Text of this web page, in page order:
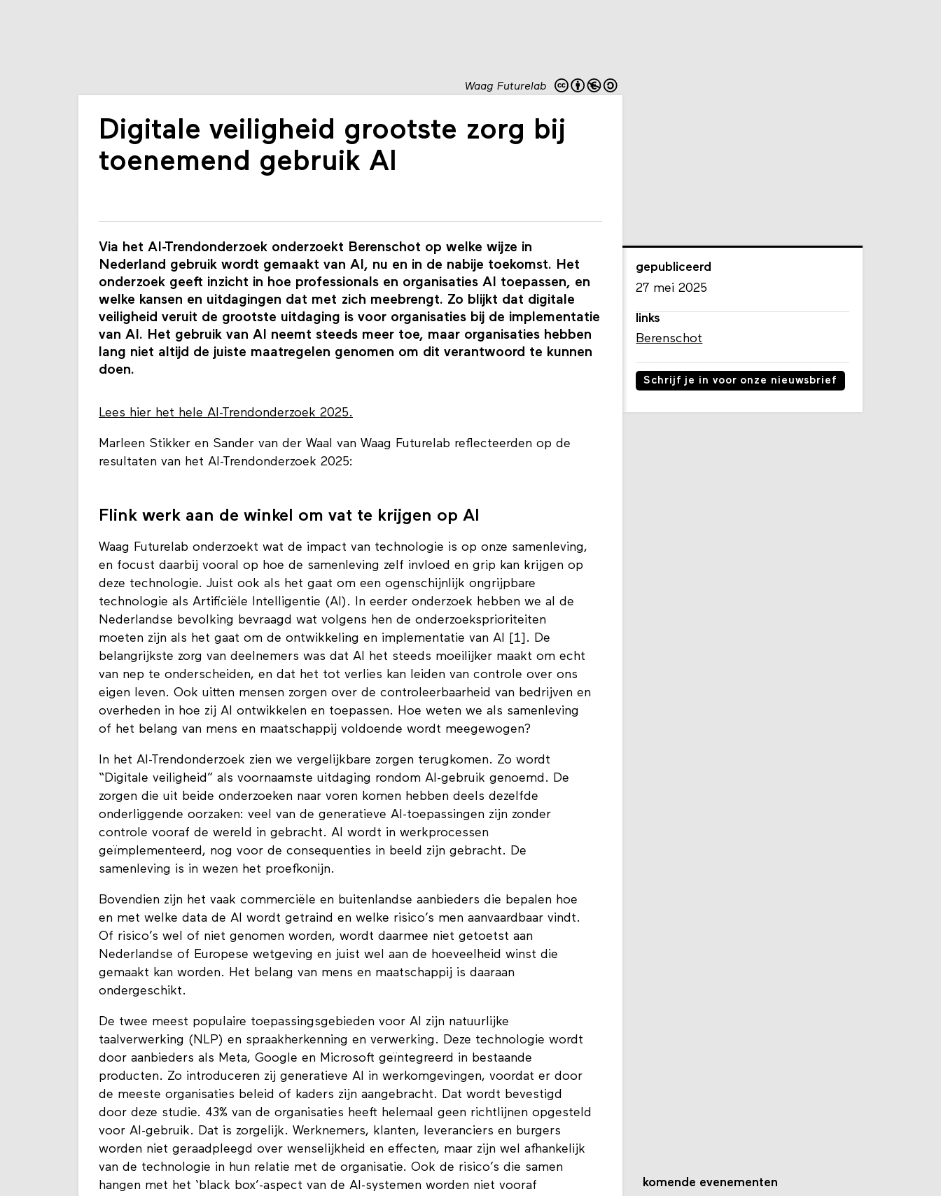
Waag Futurelab
Digitale veiligheid grootste zorg bij
toenemend gebruik AI
Via het AI-Trendonderzoek onderzoekt Berenschot op welke wijze in
Nederland gebruik wordt gemaakt van AI, nu en in de nabije toekomst. Het
onderzoek geeft inzicht in hoe professionals en organisaties AI toepassen, en
welke kansen en uitdagingen dat met zich meebrengt. Zo blijkt dat digitale
veiligheid veruit de grootste uitdaging is voor organisaties bij de implementatie
van AI. Het gebruik van AI neemt steeds meer toe, maar organisaties hebben
lang niet altijd de juiste maatregelen genomen om dit verantwoord te kunnen
doen.
Lees hier het hele AI-Trendonderzoek 2025.
Marleen Stikker en Sander van der Waal van Waag Futurelab reflecteerden op de
resultaten van het AI-Trendonderzoek 2025:
Flink werk aan de winkel om vat te krijgen op AI
Waag Futurelab onderzoekt wat de impact van technologie is op onze samenleving,
en focust daarbij vooral op hoe de samenleving zelf invloed en grip kan krijgen op
deze technologie. Juist ook als het gaat om een ogenschijnlijk ongrijpbare
technologie als Artificiële Intelligentie (AI). In eerder onderzoek hebben we al de
Nederlandse bevolking bevraagd wat volgens hen de onderzoeksprioriteiten
moeten zijn als het gaat om de ontwikkeling en implementatie van AI [1]. De
belangrijkste zorg van deelnemers was dat AI het steeds moeilijker maakt om echt
van nep te onderscheiden, en dat het tot verlies kan leiden van controle over ons
eigen leven. Ook uitten mensen zorgen over de controleerbaarheid van bedrijven en
overheden in hoe zij AI ontwikkelen en toepassen. Hoe weten we als samenleving
of het belang van mens en maatschappij voldoende wordt meegewogen?
In het AI-Trendonderzoek zien we vergelijkbare zorgen terugkomen. Zo wordt
“Digitale veiligheid” als voornaamste uitdaging rondom AI-gebruik genoemd. De
zorgen die uit beide onderzoeken naar voren komen hebben deels dezelfde
onderliggende oorzaken: veel van de generatieve AI-toepassingen zijn zonder
controle vooraf de wereld in gebracht. AI wordt in werkprocessen
geïmplementeerd, nog voor de consequenties in beeld zijn gebracht. De
samenleving is in wezen het proefkonijn.
Bovendien zijn het vaak commerciële en buitenlandse aanbieders die bepalen hoe
en met welke data de AI wordt getraind en welke risico’s men aanvaardbaar vindt.
Of risico’s wel of niet genomen worden, wordt daarmee niet getoetst aan
Nederlandse of Europese wetgeving en juist wel aan de hoeveelheid winst die
gemaakt kan worden. Het belang van mens en maatschappij is daaraan
ondergeschikt.
De twee meest populaire toepassingsgebieden voor AI zijn natuurlijke
taalverwerking (NLP) en spraakherkenning en verwerking. Deze technologie wordt
door aanbieders als Meta, Google en Microsoft geïntegreerd in bestaande
producten. Zo introduceren zij generatieve AI in werkomgevingen, voordat er door
de meeste organisaties beleid of kaders zijn aangebracht. Dat wordt bevestigd
door deze studie. 43% van de organisaties heeft helemaal geen richtlijnen opgesteld
voor AI-gebruik. Dat is zorgelijk. Werknemers, klanten, leveranciers en burgers
worden niet geraadpleegd over wenselijkheid en effecten, maar zijn wel afhankelijk
van de technologie in hun relatie met de organisatie. Ook de risico’s die samen
hangen met het ‘black box’-aspect van de AI-systemen worden niet vooraf
gepubliceerd
27 mei 2025
links
Berenschot
Schrijf je in voor onze nieuwsbrief
komende evenementen